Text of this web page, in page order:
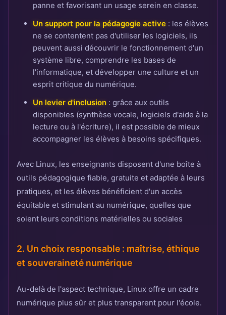
panne et favorisant un usage serein en classe.
Un support pour la pédagogie active : les élèves
ne se contentent pas d'utiliser les logiciels, ils
peuvent aussi découvrir le fonctionnement d'un
système libre, comprendre les bases de
l'informatique, et développer une culture et un
esprit critique du numérique.
Un levier d'inclusion : grâce aux outils
disponibles (synthèse vocale, logiciels d'aide à la
lecture ou à l'écriture), il est possible de mieux
accompagner les élèves à besoins spécifiques.
Avec Linux, les enseignants disposent d'une boîte à
outils pédagogique fiable, gratuite et adaptée à leurs
pratiques, et les élèves bénéficient d'un accès
équitable et stimulant au numérique, quelles que
soient leurs conditions matérielles ou sociales
2. Un choix responsable : maîtrise, éthique
et souveraineté numérique
Au-delà de l'aspect technique, Linux offre un cadre
numérique plus sûr et plus transparent pour l'école.